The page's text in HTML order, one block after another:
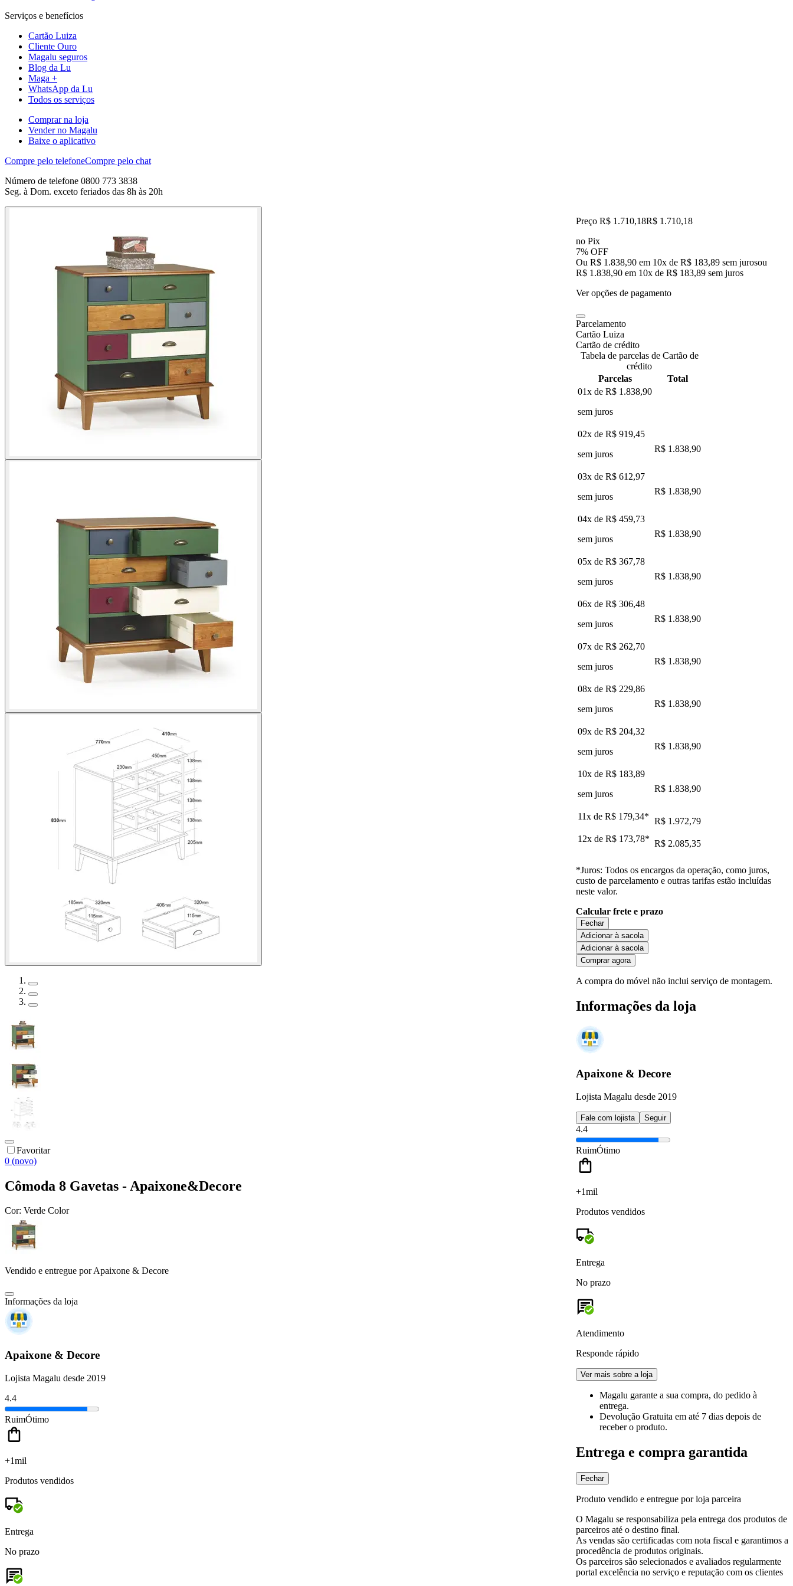
Serviços e benefícios
Cartão Luiza
Cliente Ouro
Magalu seguros
Blog da Lu
Maga +
WhatsApp da Lu
Todos os serviços
Comprar na loja
Vender no Magalu
Baixe o aplicativo
Compre pelo telefoneCompre pelo chat
Número de telefone 0800 773 3838
Seg. à Dom. exceto feriados das 8h às 20h
Favoritar
0 (novo)
Cômoda 8 Gavetas - Apaixone&Decore
Cor: Verde Color
Vendido e entregue porApaixone & Decore
Informações da loja
Apaixone & Decore
Lojista Magalu desde 2019
4.4
RuimÓtimo
+1mil
Produtos vendidos
Entrega
No prazo
Preço R$ 1.710,18R$ 1.710,18
no Pix
7% OFF
Ou R$ 1.838,90 em 10x de R$ 183,89 sem jurosou
R$ 1.838,90 em 10x de R$ 183,89 sem juros
Ver opções de pagamento
Parcelamento
Cartão Luiza
Cartão de crédito
Tabela de parcelas de Cartão de
crédito
Parcelas
Total
01x de R$ 1.838,90
sem juros
02x de R$ 919,45
sem juros
R$ 1.838,90
03x de R$ 612,97
sem juros
R$ 1.838,90
04x de R$ 459,73
sem juros
R$ 1.838,90
05x de R$ 367,78
sem juros
R$ 1.838,90
06x de R$ 306,48
sem juros
R$ 1.838,90
07x de R$ 262,70
sem juros
R$ 1.838,90
08x de R$ 229,86
sem juros
R$ 1.838,90
09x de R$ 204,32
sem juros
R$ 1.838,90
10x de R$ 183,89
sem juros
R$ 1.838,90
11x de R$ 179,34* R$ 1.972,79
12x de R$ 173,78* R$ 2.085,35
*Juros: Todos os encargos da operação, como juros,
custo de parcelamento e outras tarifas estão incluídas
neste valor.
Calcular frete e prazo
Fechar
Adicionar à sacola
Adicionar à sacola
Comprar agora
A compra do móvel não inclui serviço de montagem.
Informações da loja
Apaixone & Decore
Lojista Magalu desde 2019
Fale com lojista Seguir
4.4
RuimÓtimo
+1mil
Produtos vendidos
Entrega
No prazo
Atendimento
Responde rápido
Ver mais sobre a loja
Magalu garante a sua compra, do pedido à
entrega.
Devolução Gratuita em até 7 dias depois de
receber o produto.
Entrega e compra garantida
Fechar
Produto vendido e entregue por loja parceira
O Magalu se responsabiliza pela entrega dos produtos de
parceiros até o destino final.
As vendas são certificadas com nota fiscal e garantimos a
procedência de produtos originais.
Os parceiros são selecionados e avaliados regularmente
portal excelência no serviço e reputação com os clientes